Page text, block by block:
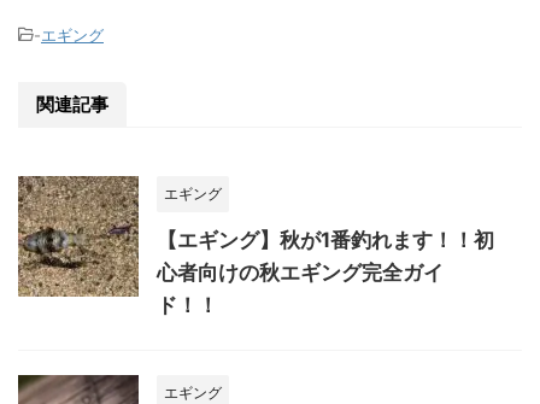
-エギング
関連記事
エギング
【エギング】秋が1番釣れます！！初
心者向けの秋エギング完全ガイ
ド！！
エギング